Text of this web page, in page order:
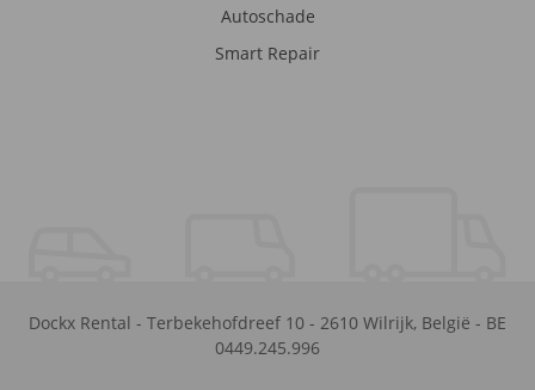
Autoschade
Smart Repair
Dockx Rental - Terbekehofdreef 10 - 2610 Wilrijk, België - BE
0449.245.996